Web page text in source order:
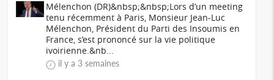
Mélenchon (DR)&nbsp;&nbsp;Lors d’un meeting
tenu récemment à Paris, Monsieur Jean-Luc
Mélenchon, Président du Parti des Insoumis en
France, s’est prononcé sur la vie politique
ivoirienne.&nb...
il y a 3 semaines